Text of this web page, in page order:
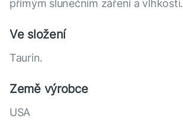
přímým slunečním záření a vlhkostí.
Ve složení
Taurin.
Země výrobce
USA